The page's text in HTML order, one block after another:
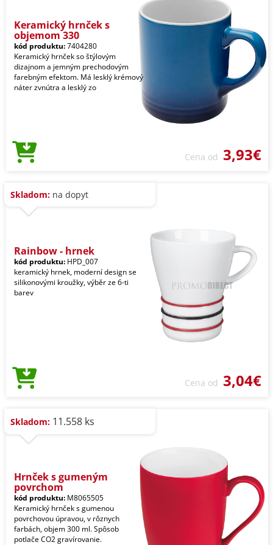
Keramický hrnček s
objemom 330
kód produktu:7404280
Keramický hrnček so štýlovým
dizajnom a jemným prechodovým
farebným efektom. Má lesklý krémový
náter zvnútra a lesklý zo
Cena od 3,93€
Skladom: na dopyt
Rainbow - hrnek
kód produktu: HPD_007
keramický hrnek, moderní design se
silikonovými kroužky, výběr ze 6-ti
barev
Cena od 3,04€
Skladom: 11.558 ks
Hrnček s gumeným
povrchom
kód produktu: M8065505
Keramický hrnček s gumenou
povrchovou úpravou, v rôznych
farbách, objem 300 ml. Spôsob
potlače CO2 gravírovanie.